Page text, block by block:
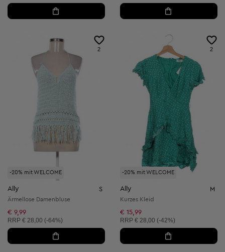
-20% mit WELCOME
2
Ally S
Ärmellose Damenbluse
€ 9,99
Unverbindliche Preisempfehlung:
RRP € 28,00 (-64%)
-20% mit WELCOME
2
Ally M
Kurzes Kleid
€ 15,99
Unverbindliche Preisempfehlung:
RRP € 28,00 (-42%)